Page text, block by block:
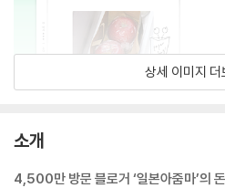
상세 이미지 더
소개
4,500만 방문 블로거 ‘일본아줌마’의